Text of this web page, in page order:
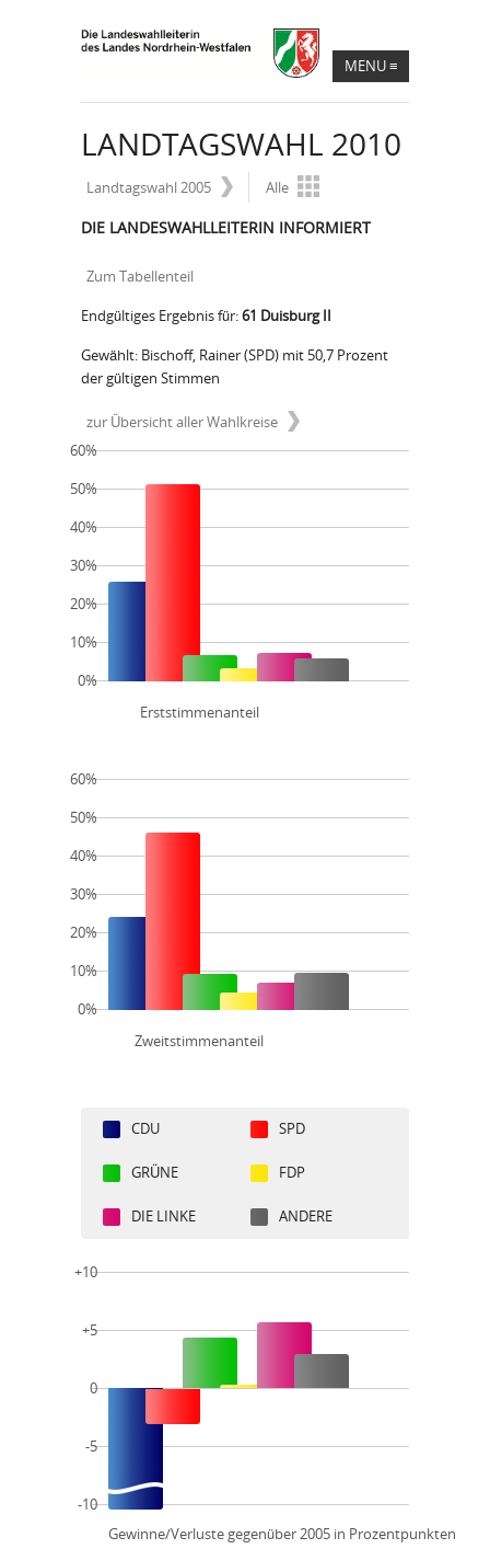
MENU≡
LANDTAGSWAHL 2010
Landtagswahl 2005 Alle
DIE LANDESWAHLLEITERIN INFORMIERT
Zum Tabellenteil
Endgültiges Ergebnis für:61 Duisburg II
Gewählt: Bischoff, Rainer (SPD) mit 50,7 Prozent
der gültigen Stimmen
zur Übersicht aller Wahlkreise
Erststimmenanteil
60%
50%
40%
30%
20%
10%
0%
Zweitstimmenanteil
60%
50%
40%
30%
20%
10%
0%
CDU SPD
GRÜNE FDP
DIE LINKE ANDERE
Gewinne/Verluste gegenüber 2005 in Prozentpunkten
+10
+5
0
-5
-10